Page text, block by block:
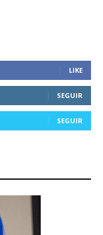
LIKE
SEGUIR
SEGUIR